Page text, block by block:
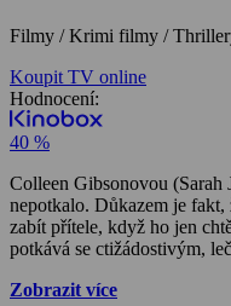
Filmy / Krimi filmy /
Koupit TV online
Hodnocení:
40 %
Colleen Gibsonovou (Sarah
nepotkalo. Důkazem je
zabít přítele, když ho jen
potkává se ctižádostivým,
Zobrazit více